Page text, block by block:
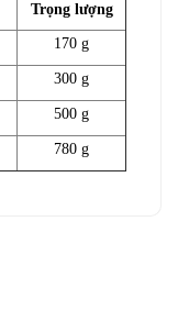
Trọng lượng
170 g
300 g
500 g
780 g